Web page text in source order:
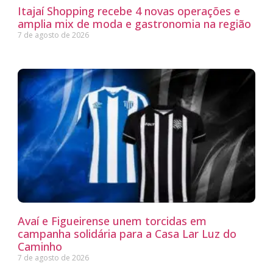
Itajaí Shopping recebe 4 novas operações e
amplia mix de moda e gastronomia na região
7 de agosto de 2026
Avaí e Figueirense unem torcidas em
campanha solidária para a Casa Lar Luz do
Caminho
7 de agosto de 2026